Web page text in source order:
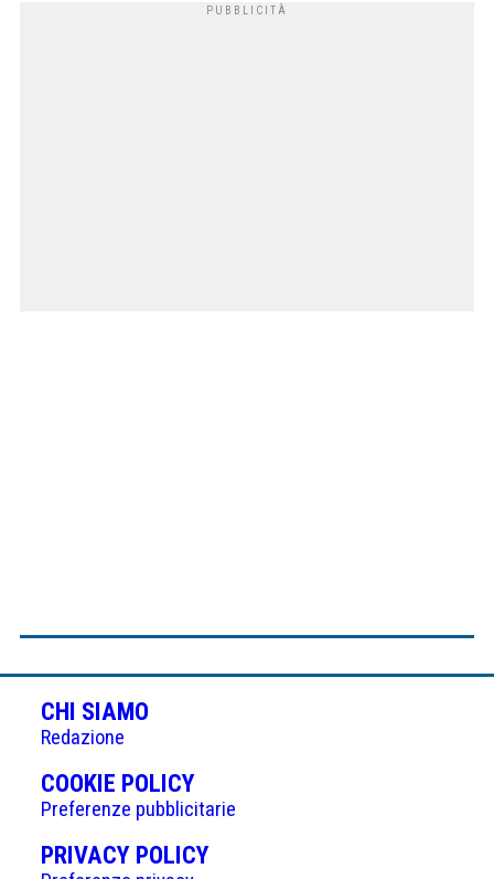
CHI SIAMO
Redazione
COOKIE POLICY(APRE
IN
UNA
NUOVA
Preferenze pubblicitarie
PRIVACY POLICY(APRE